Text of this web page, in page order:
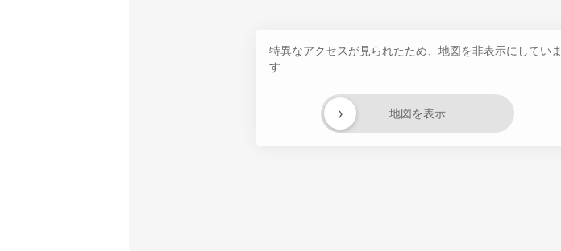
特異なアクセスが見られたため、地図を非表示にしていま
す
地図を表示
›